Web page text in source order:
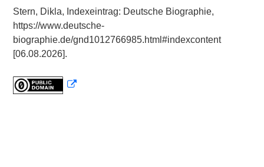
Stern, Dikla, Indexeintrag: Deutsche Biographie,
https://www.deutsche-
biographie.de/gnd1012766985.html#indexcontent
[06.08.2026].